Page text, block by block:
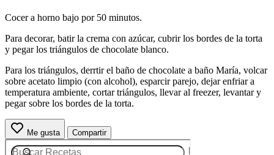
Cocer a horno bajo por 50 minutos.
Para decorar, batir la crema con azúcar, cubrir los bordes de la torta
y pegar los triángulos de chocolate blanco.
Para los triángulos, derrtir el baño de chocolate a baño María, volcar
sobre acetato limpio (con alcohol), esparcir parejo, dejar enfriar a
temperatura ambiente, cortar triángulos, llevar al freezer, levantar y
pegar sobre los bordes de la torta.
Me gusta Compartir